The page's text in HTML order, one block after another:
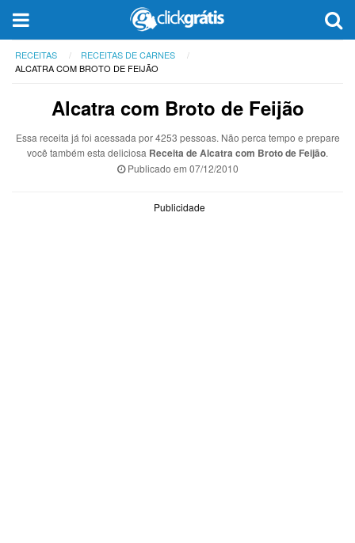
RECEITAS
RECEITAS DE CARNES
ALCATRA COM BROTO DE FEIJÃO
Alcatra com Broto de Feijão
Essa receita já foi acessada por 4253 pessoas. Não perca tempo e prepare
você também esta deliciosa Receita de Alcatra com Broto de Feijão.
Publicado em 07/12/2010
Publicidade